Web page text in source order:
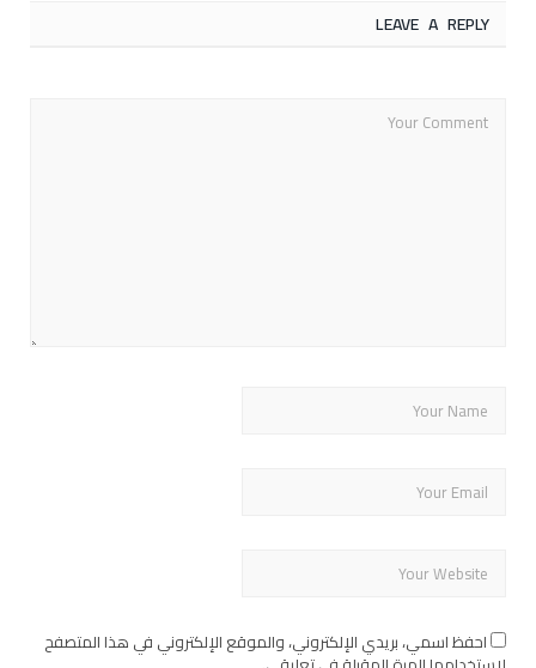
LEAVE A REPLY
احفظ اسمي، بريدي الإلكتروني، والموقع الإلكتروني في هذا المتصفح